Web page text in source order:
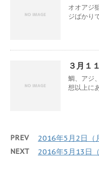
オオアジ
ジばかり
３月１
鯛、アジ
想以上に
PREV 2016年5月2日（
NEXT 2016年5月13日